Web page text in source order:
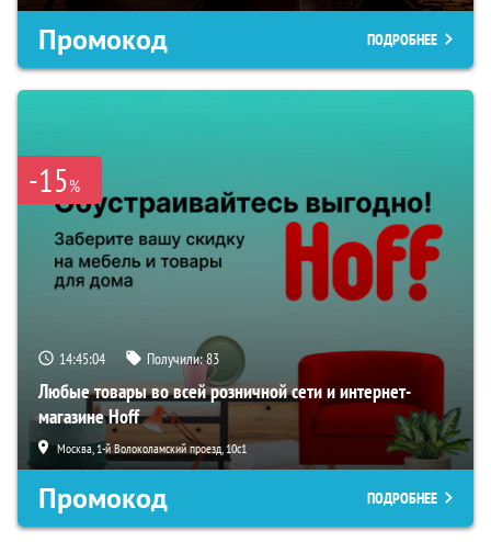
Промокод ПОДРОБНЕЕ
-15%
14:45:03 Получили:83
Любые товары во всей розничной сети и интернет-
магазине Hoff
Москва, 1-й Волоколамский проезд, 10с1
Промокод ПОДРОБНЕЕ